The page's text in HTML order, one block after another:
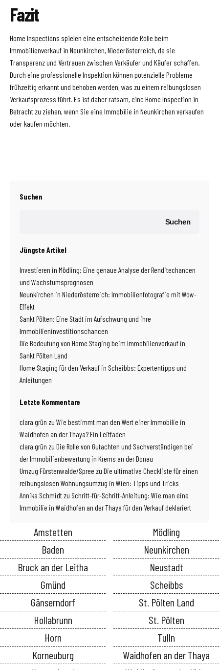
Fazit
Home Inspections spielen eine entscheidende Rolle beim
Immobilienverkauf in Neunkirchen, Niederösterreich, da sie
Transparenz und Vertrauen zwischen Verkäufer und Käufer schaffen.
Durch eine professionelle Inspektion können potenzielle Probleme
frühzeitig erkannt und behoben werden, was zu einem reibungslosen
Verkaufsprozess führt. Es ist daher ratsam, eine Home Inspection in
Betracht zu ziehen, wenn Sie eine Immobilie in Neunkirchen verkaufen
oder kaufen möchten.
Suchen
Suchen
Jüngste Artikel
Investieren in Mödling: Eine genaue Analyse der Renditechancen
und Wachstumsprognosen
Neunkirchen in Niederösterreich: Immobilienfotografie mit Wow-
Effekt
Sankt Pölten: Eine Stadt im Aufschwung und ihre
Immobilieninvestitionschancen
Die Bedeutung von Home Staging beim Immobilienverkauf in
Sankt Pölten Land
Home Staging für den Verkauf in Scheibbs: Expertentipps und
Anleitungen
Letzte Kommentare
clara grün zu Wie bestimmt man den Wert einer Immobilie in
Waidhofen an der Thaya? Ein Leitfaden
clara grün zu Die Rolle von Gutachten und Sachverständigen bei
der Immobilienbewertung in Krems an der Donau
Umzug Fürstenwalde/Spree zu Die ultimative Checkliste für einen
reibungslosen Wohnungsumzug in Wien: Tipps und Tricks
Annika Schmidt zu Schritt-für-Schritt-Anleitung: Wie man eine
Immobilie in Waidhofen an der Thaya für den Verkauf deklariert
Amstetten
Baden
Bruck an der Leitha
Gmünd
Gänserndorf
Hollabrunn
Horn
Korneuburg
Mödling
Neunkirchen
Neustadt
Scheibbs
St. Pölten Land
St. Pölten
Tulln
Waidhofen an der Thaya